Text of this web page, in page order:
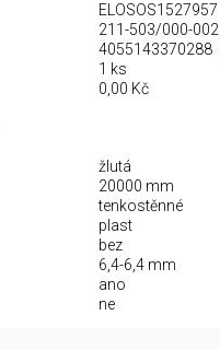
ELOSOS1527957
211-503/000-002
4055143370288
1 ks
0,00 Kč
žlutá
20000 mm
tenkostěnné
plast
bez
6,4-6,4 mm
ano
ne